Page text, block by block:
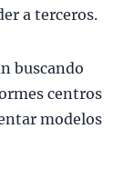
a terceros.
buscando
centros
modelos